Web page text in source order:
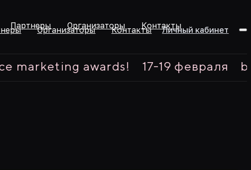
Организаторы Контакты Личный кабинет
awards! 17-19 февраля best
Партнеры Организаторы
Контакты